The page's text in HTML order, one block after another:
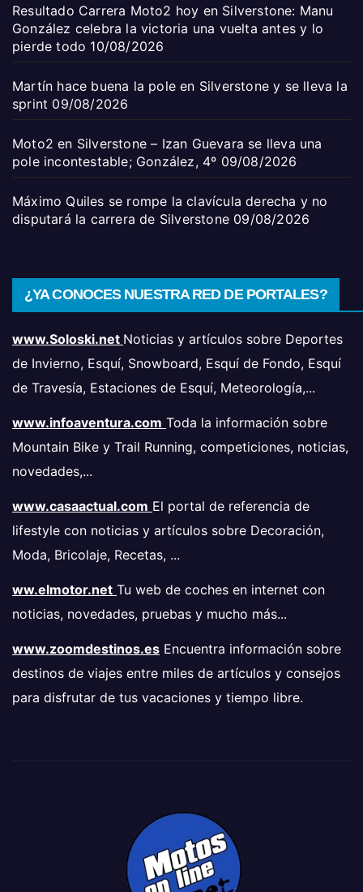
Resultado Carrera Moto2 hoy en Silverstone: Manu
González celebra la victoria una vuelta antes y lo
pierde todo 10/08/2026
Martín hace buena la pole en Silverstone y se lleva la
sprint 09/08/2026
Moto2 en Silverstone – Izan Guevara se lleva una
pole incontestable; González, 4º 09/08/2026
Máximo Quiles se rompe la clavícula derecha y no
disputará la carrera de Silverstone 09/08/2026
¿YA CONOCES NUESTRA RED DE PORTALES?
www.Soloski.net Noticias y artículos sobre Deportes
de Invierno, Esquí, Snowboard, Esquí de Fondo, Esquí
de Travesía, Estaciones de Esquí, Meteorología,...
www.infoaventura.com Toda la información sobre
Mountain Bike y Trail Running, competiciones, noticias,
novedades,...
www.casaactual.com El portal de referencia de
lifestyle con noticias y artículos sobre Decoración,
Moda, Bricolaje, Recetas, ...
ww.elmotor.net Tu web de coches en internet con
noticias, novedades, pruebas y mucho más...
www.zoomdestinos.es Encuentra información sobre
destinos de viajes entre miles de artículos y consejos
para disfrutar de tus vacaciones y tiempo libre.